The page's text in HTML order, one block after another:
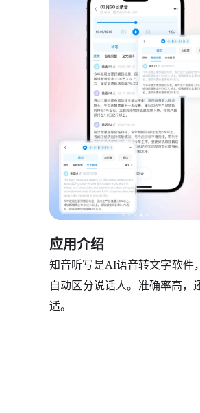
应用介绍
知音听写是AI语音转文字软件
自动区分说话人。准确率高，
适。